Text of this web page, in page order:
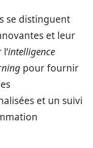
se distinguent
et leur
intelligence
pour fournir
et un suivi